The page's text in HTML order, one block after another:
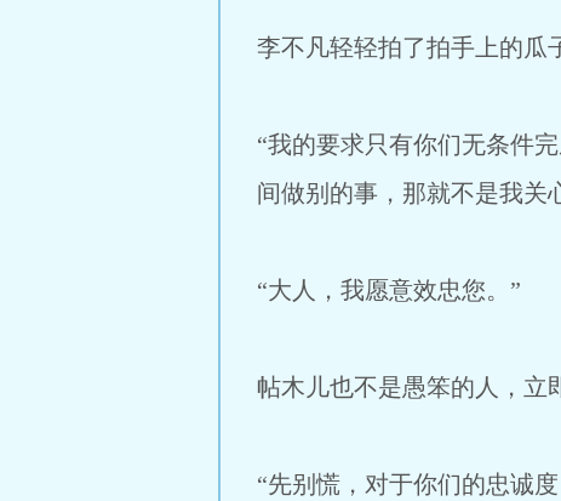
李不凡轻轻拍了拍手上的瓜
“我的要求只有你们无条件
间做别的事，那就不是我关
“大人，我愿意效忠您。”
帖木儿也不是愚笨的人，立
“先别慌，对于你们的忠诚